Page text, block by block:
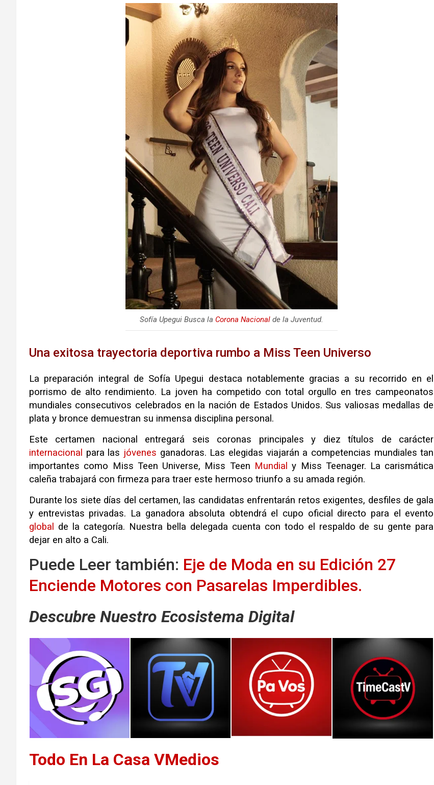
Sofía Upegui Busca la Corona Nacionalde la Juventud.
Una exitosa trayectoria deportiva rumbo a Miss Teen Universo
La preparación integral de Sofía Upegui destaca notablemente gracias a su recorrido en el
porrismo de alto rendimiento. La joven ha competido con total orgullo en tres campeonatos
mundiales consecutivos celebrados en la nación de Estados Unidos. Sus valiosas medallas de
plata y bronce demuestran su inmensa disciplina personal .
Este certamen nacional entregará seis coronas principales y diez títulos de carácter
internacional para las jóvenes ganadoras. Las elegidas viajarán a competencias mundiales tan
importantes como Miss Teen Universe, Miss Teen Mundial y Miss Teenager. La carismática
caleña trabajará con firmeza para traer este hermoso triunfo a su amada región.
Durante los siete días del certamen, las candidatas enfrentarán retos exigentes, desfiles de gala
y entrevistas privadas. La ganadora absoluta obtendrá el cupo oficial directo para el evento
global
de la categoría. Nuestra bella delegada cuenta con todo el respaldo de su gente para
dejar en alto a Cali.
Puede Leer también: Eje de Moda en su Edición 27
Enciende Motores con Pasarelas Imperdibles.
Descubre Nuestro Ecosistema Digital
Todo En La Casa VMedios